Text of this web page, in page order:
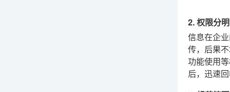
2. 权限分
信息在企
传，后果
功能使用
后，迅速